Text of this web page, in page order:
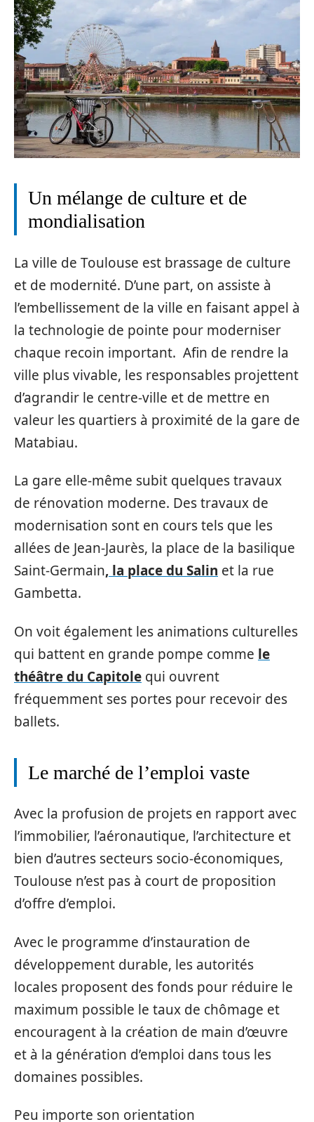
Un mélange de culture et de
mondialisation
La ville de Toulouse est brassage de culture
et de modernité. D’une part, on assiste à
l’embellissement de la ville en faisant appel à
la technologie de pointe pour moderniser
chaque recoin important. Afin de rendre la
ville plus vivable, les responsables projettent
d’agrandir le centre-ville et de mettre en
valeur les quartiers à proximité de la gare de
Matabiau.
La gare elle-même subit quelques travaux
de rénovation moderne. Des travaux de
modernisation sont en cours tels que les
allées de Jean-Jaurès, la place de la basilique
Saint-Germain, la place du Salin et la rue
Gambetta.
On voit également les animations culturelles
qui battent en grande pompe comme le
théâtre du Capitole qui ouvrent
fréquemment ses portes pour recevoir des
ballets.
Le marché de l’emploi vaste
Avec la profusion de projets en rapport avec
l’immobilier, l’aéronautique, l’architecture et
bien d’autres secteurs socio-économiques,
Toulouse n’est pas à court de proposition
d’offre d’emploi.
Avec le programme d’instauration de
développement durable, les autorités
locales proposent des fonds pour réduire le
maximum possible le taux de chômage et
encouragent à la création de main d’œuvre
et à la génération d’emploi dans tous les
domaines possibles.
Peu importe son orientation